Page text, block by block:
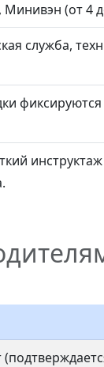
(от 4
служба,